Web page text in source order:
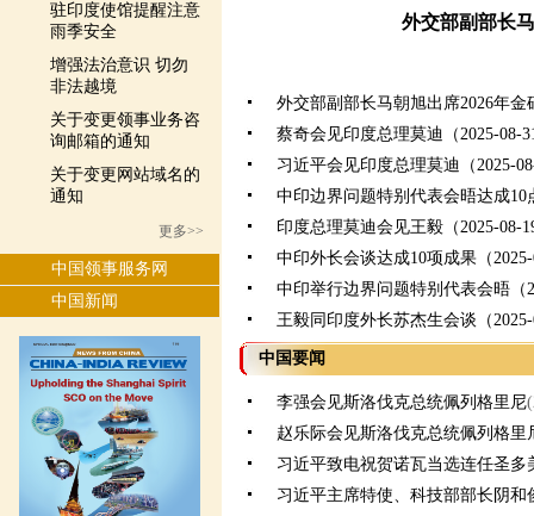
驻印度使馆提醒注意
雨季安全
增强法治意识 切勿
非法越境
关于变更领事业务咨
询邮箱的通知
关于变更网站域名的
通知
更多>>
中国领事服务网
中国新闻
外交部副部长
外交部副部长马朝旭出席2026年
蔡奇会见印度总理莫迪（2025-08-
习近平会见印度总理莫迪（2025-
中印边界问题特别代表会晤达成10
印度总理莫迪会见王毅（2025-08-
中印外长会谈达成10项成果（
中印举行边界问题特别代表会晤（
王毅同印度外长苏杰生会谈（
中国要闻
李强会见斯洛伐克总统佩列格里尼
赵乐际会见斯洛伐克总统佩列格里
习近平致电祝贺诺瓦当选连任圣多
习近平主席特使、科技部部长阴